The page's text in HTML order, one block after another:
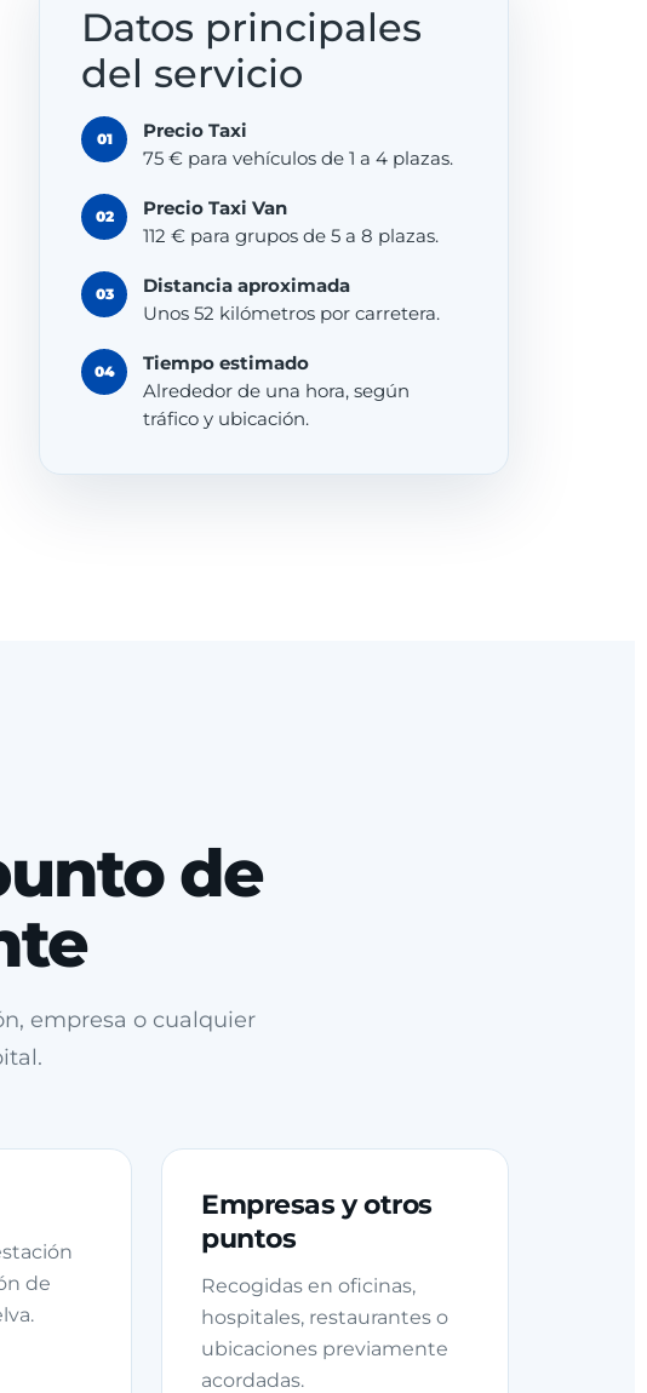
Datos principales
del servicio
01
Precio Taxi
75 € para vehículos de 1 a 4 plazas.
02
Precio Taxi Van
112 € para grupos de 5 a 8 plazas.
03
Distancia aproximada
Unos 52 kilómetros por carretera.
04
Tiempo estimado
Alrededor de una hora, según
tráfico y ubicación.
de
empresa o cualquier
de
Empresas y otros
puntos
Recogidas en oficinas,
hospitales, restaurantes o
ubicaciones previamente
acordadas.